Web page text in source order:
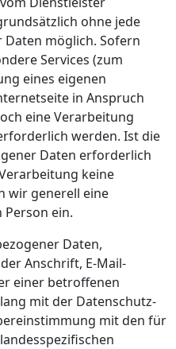
ohne jede
möglich. Sofern
Services (zum
eines eigenen
in Anspruch
eine Verarbeitung
werden. Ist die
Daten erforderlich
keine
wir generell eine
ein.
Daten,
Anschrift, E-Mail-
einer betroffenen
mit der Datenschutz-
mit den für